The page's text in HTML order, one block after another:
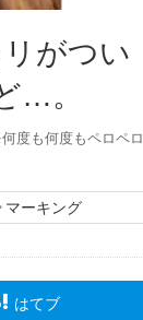
がつい
…。
度も何度もペロペロ
マーキング
はてブ